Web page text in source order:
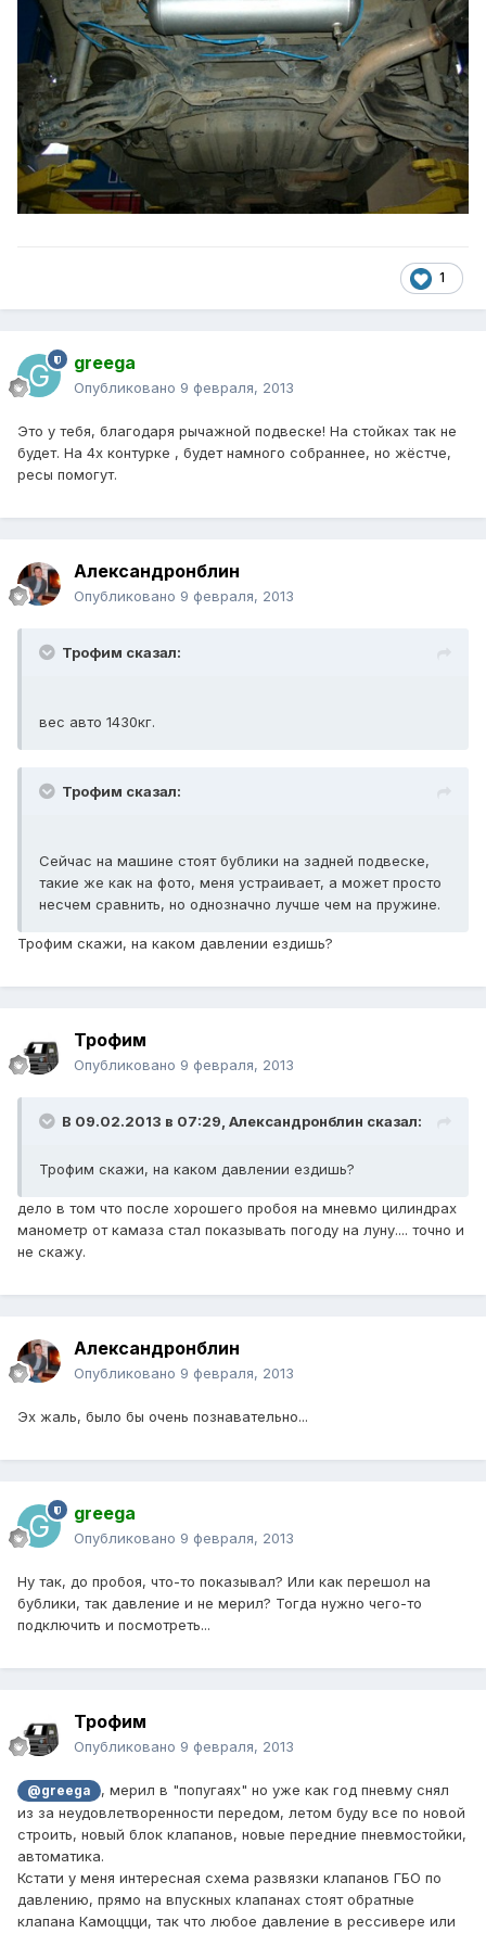
1
greega
Опубликовано 9 февраля, 2013
Это у тебя, благодаря рычажной подвеске! На стойках так не
будет. На 4х контурке , будет намного собраннее, но жёстче,
ресы помогут.
Александронблин
Опубликовано 9 февраля, 2013
Трофим сказал:
вес авто 1430кг.
Трофим сказал:
Сейчас на машине стоят бублики на задней подвеске,
такие же как на фото, меня устраивает, а может просто
несчем сравнить, но однозначно лучше чем на пружине.
Трофим скажи, на каком давлении ездишь?
Трофим
Опубликовано 9 февраля, 2013
В 09.02.2013 в 07:29, Александронблин сказал:
Трофим скажи, на каком давлении ездишь?
дело в том что после хорошего пробоя на мневмо цилиндрах
манометр от камаза стал показывать погоду на луну.... точно и
не скажу.
Александронблин
Опубликовано 9 февраля, 2013
Эх жаль, было бы очень познавательно...
greega
Опубликовано 9 февраля, 2013
Ну так, до пробоя, что-то показывал? Или как перешол на
бублики, так давление и не мерил? Тогда нужно чего-то
подключить и посмотреть...
Трофим
Опубликовано 9 февраля, 2013
@greega
, мерил в "попугаях" но уже как год пневму снял
из за неудовлетворенности передом, летом буду все по новой
строить, новый блок клапанов, новые передние пневмостойки,
автоматика.
Кстати у меня интересная схема развязки клапанов ГБО по
давлению, прямо на впускных клапанах стоят обратные
клапана Камоццци, так что любое давление в рессивере или